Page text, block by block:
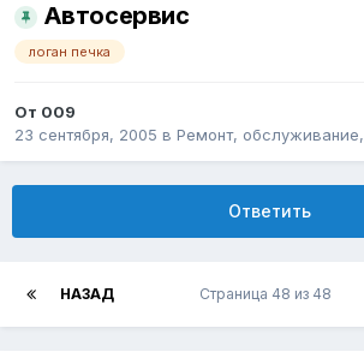
Автосервис
логан печка
От 009
23 сентября, 2005 в Ремонт,
Ответить
НАЗАД Страница 48 из 48